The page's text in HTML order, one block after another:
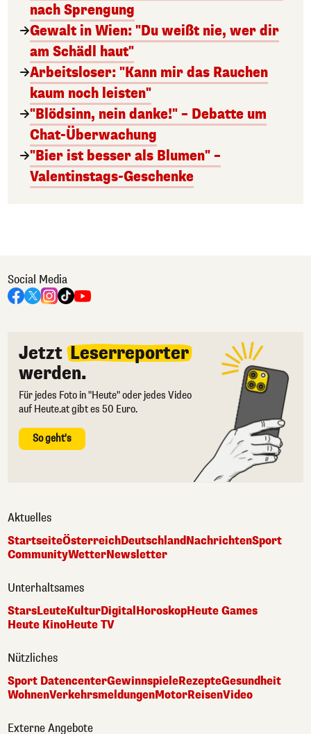
nach Sprengung
Gewalt in Wien: "Du weißt nie, wer dir
am Schädl haut"
Arbeitsloser: "Kann mir das Rauchen
kaum noch leisten"
"Blödsinn, nein danke!" – Debatte um
Chat-Überwachung
"Bier ist besser als Blumen" –
Valentinstags-Geschenke
Social Media
Jetzt Leserreporter
werden.
Für jedes Foto in "Heute" oder jedes Video
auf Heute.at gibt es 50 Euro.
So geht's
Aktuelles
StartseiteÖsterreichDeutschlandNachrichtenSport
CommunityWetterNewsletter
Unterhaltsames
StarsLeuteKulturDigital HoroskopHeute Games
Heute KinoHeute TV
Nützliches
Sport DatencenterGewinnspieleRezepteGesundheit
WohnenVerkehrsmeldungenMotorReisenVideo
Externe Angebote